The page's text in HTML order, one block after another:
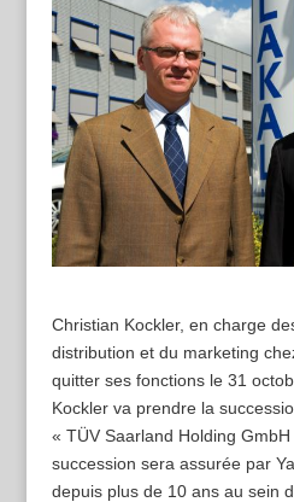
Christian Kockler, en charge
distribution et du marketing
quitter ses fonctions le 31
Kockler va prendre la
« TÜV Saarland Holding
succession sera assurée par
depuis plus de 10 ans au sein